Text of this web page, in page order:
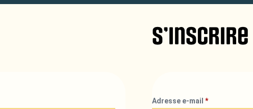
S’inscrire
Adresse e-mail*